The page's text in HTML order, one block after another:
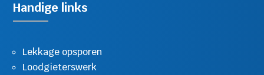
Handige links
Lekkage opsporen
Loodgieterswerk